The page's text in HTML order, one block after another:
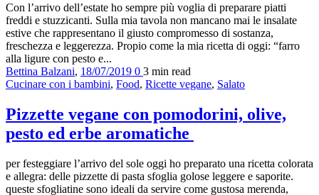
Con l’arrivo dell’estate ho sempre più voglia di preparare piatti
freddi e stuzzicanti. Sulla mia tavola non mancano mai le insalate
estive che rappresentano il giusto compromesso di sostanza,
freschezza e leggerezza. Propio come la mia ricetta di oggi: “farro
alla ligure con pesto e...
Bettina Balzani, 18/07/2019 0 3 min read
Cucinare con i bambini, Food, Ricette vegane, Salato
Pizzette vegane con pomodorini, olive,
pesto ed erbe aromatiche
per festeggiare l’arrivo del sole oggi ho preparato una ricetta colorata
e allegra: delle pizzette di pasta sfoglia golose leggere e saporite.
queste sfogliatine sono ideali da servire come gustosa merenda,